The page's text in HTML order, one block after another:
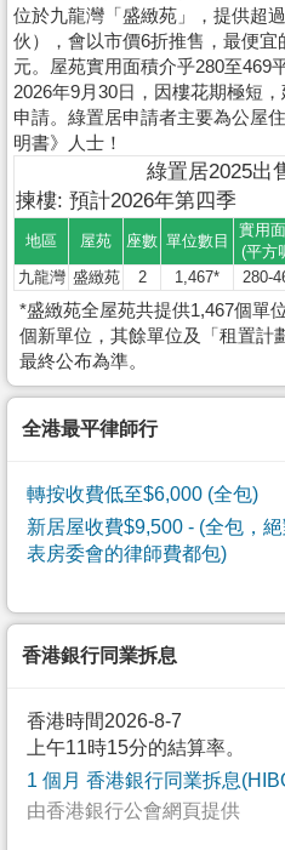
位於九龍灣「盛緻苑」，提供超
伙），會以市價6折推售，最便
元。屋苑實用面積介乎280至469
2026年9月30日，因樓花期極短
申請。綠置居申請者主要為公屋
明書》人士！
綠置居2025出
揀樓: 預計2026年第四季
地區 屋苑 座數 單位數目
實用
(平方
九龍灣 盛緻苑 2 1,467* 280-
*盛緻苑全屋苑共提供1,467個單
個新單位，其餘單位及「租置計
最終公布為準。
全港最平律師行
轉按收費低至$6,000 (全包)
新居屋收費$9,500 - (全包，
表房委會的律師費都包)
香港銀行同業拆息
香港時間2026-8-7
上午11時15分的結算率。
1 個月 香港銀行同業拆息
由香港銀行公會網頁提供